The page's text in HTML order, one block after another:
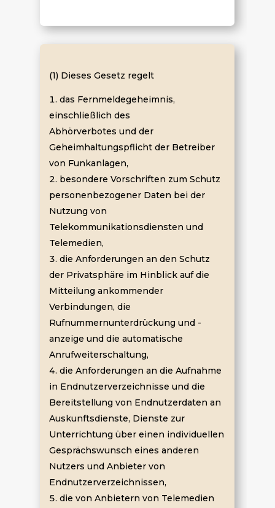
(1) Dieses Gesetz regelt
das Fernmeldegeheimnis,
einschließlich des
Abhörverbotes und der
Geheimhaltungspflicht der Betreiber
von Funkanlagen,
besondere Vorschriften zum Schutz
personenbezogener Daten bei der
Nutzung von
Telekommunikationsdiensten und
Telemedien,
die Anforderungen an den Schutz
der Privatsphäre im Hinblick auf die
Mitteilung ankommender
Verbindungen, die
Rufnummernunterdrückung und -
anzeige und die automatische
Anrufweiterschaltung,
die Anforderungen an die Aufnahme
in Endnutzerverzeichnisse und die
Bereitstellung von Endnutzerdaten an
Auskunftsdienste, Dienste zur
Unterrichtung über einen individuellen
Gesprächswunsch eines anderen
Nutzers und Anbieter von
Endnutzerverzeichnissen,
die von Anbietern von Telemedien